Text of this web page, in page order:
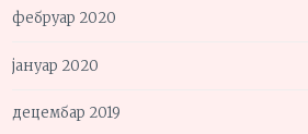
фебруар 2020
јануар 2020
децембар 2019